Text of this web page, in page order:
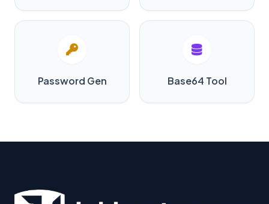
Password Gen Base64 Tool